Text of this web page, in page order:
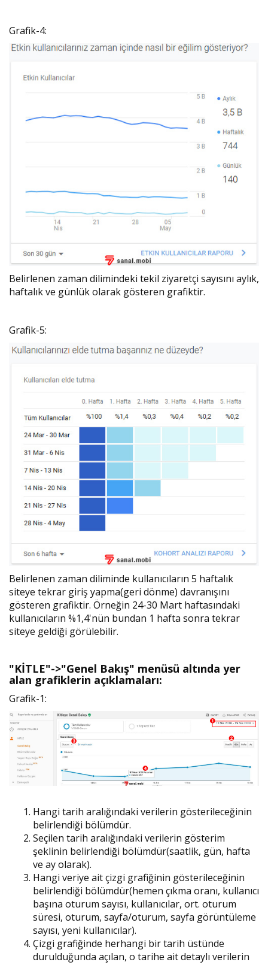
Grafik-4:
Belirlenen zaman dilimindeki tekil ziyaretçi sayısını aylık,
haftalık ve günlük olarak gösteren grafiktir.
Grafik-5:
Belirlenen zaman diliminde kullanıcıların 5 haftalık
siteye tekrar giriş yapma(geri dönme) davranışını
gösteren grafiktir. Örneğin 24-30 Mart haftasındaki
kullanıcıların %1,4'nün bundan 1 hafta sonra tekrar
siteye geldiği görülebilir.
"KİTLE"->"Genel Bakış" menüsü altında yer
alan grafiklerin açıklamaları:
Grafik-1:
​Hangi tarih aralığındaki verilerin gösterileceğinin
belirlendiği bölümdür.
Seçilen tarih aralığındaki verilerin gösterim
şeklinin belirlendiği bölümdür(saatlik, gün, hafta
ve ay olarak).
Hangi veriye ait çizgi grafiğinin gösterileceğinin
belirlendiği bölümdür(hemen çıkma oranı, kullanıcı
başına oturum sayısı, kullanıcılar, ort. oturum
süresi, oturum, sayfa/oturum, sayfa görüntüleme
sayısı, yeni kullanıcılar).
Çizgi grafiğinde herhangi bir tarih üstünde
durulduğunda açılan, o tarihe ait detaylı verilerin